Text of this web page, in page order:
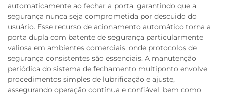
automaticamente ao fechar a porta, garantindo que a
segurança nunca seja comprometida por descuido do
usuário. Esse recurso de acionamento automático torna a
porta dupla com batente de segurança particularmente
valiosa em ambientes comerciais, onde protocolos de
segurança consistentes são essenciais. A manutenção
periódica do sistema de fechamento multiponto envolve
procedimentos simples de lubrificação e ajuste,
assegurando operação contínua e confiável, bem como